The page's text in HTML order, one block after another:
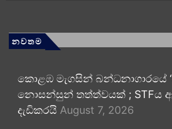
නවතම
කොළඹ මැගසින් බන්ධනාගාරයේ
නොසන්සුන් තත්ත්වයක් ; STFය
දැඩිකරයි August 7, 2026